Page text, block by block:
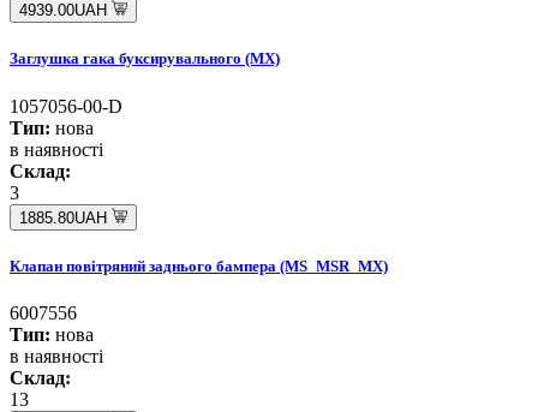
4939.00UAH
Заглушка гака буксирувального (MX)
1057056-00-D
Тип: нова
в наявності
Склад:
3
1885.80UAH
Клапан повітряний заднього бампера (MS_MSR_MX)
6007556
Тип: нова
в наявності
Склад:
13